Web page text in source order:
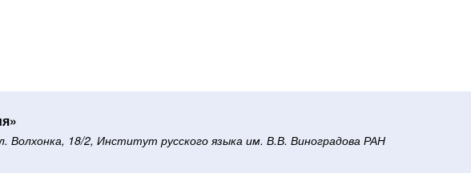
Волхонка, 18/2, Институт русского языка им. В.В. Виноградова РАН